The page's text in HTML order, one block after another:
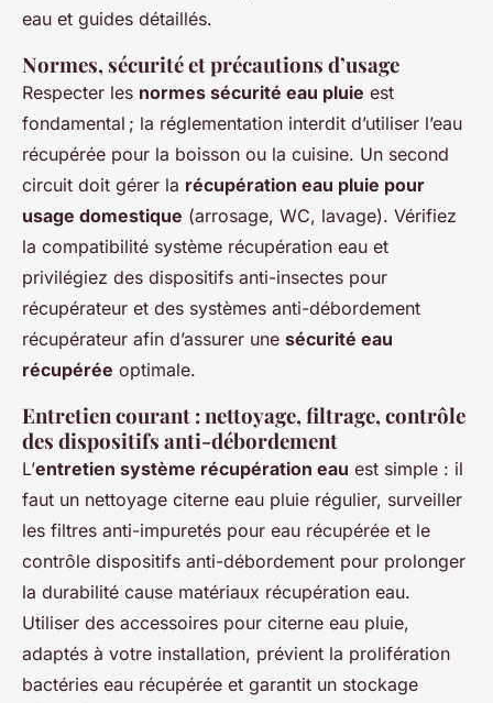
eau et guides détaillés.
Normes, sécurité et précautions d’usage
Respecter les normes sécurité eau pluie est
fondamental ; la réglementation interdit d’utiliser l’eau
récupérée pour la boisson ou la cuisine. Un second
circuit doit gérer la récupération eau pluie pour
usage domestique (arrosage, WC, lavage). Vérifiez
la compatibilité système récupération eau et
privilégiez des dispositifs anti-insectes pour
récupérateur et des systèmes anti-débordement
récupérateur afin d’assurer une sécurité eau
récupérée optimale.
Entretien courant : nettoyage, filtrage, contrôle
des dispositifs anti-débordement
L’entretien système récupération eau est simple : il
faut un nettoyage citerne eau pluie régulier, surveiller
les filtres anti-impuretés pour eau récupérée et le
contrôle dispositifs anti-débordement pour prolonger
la durabilité cause matériaux récupération eau.
Utiliser des accessoires pour citerne eau pluie,
adaptés à votre installation, prévient la prolifération
bactéries eau récupérée et garantit un stockage